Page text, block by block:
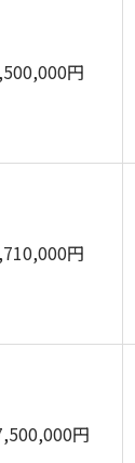
円
円
円